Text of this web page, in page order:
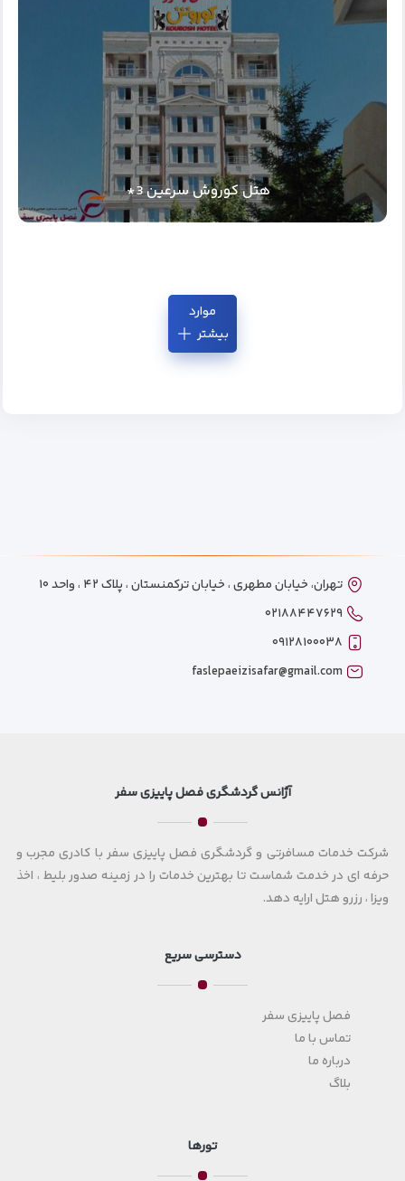
هتل کوروش سرعین 3*
موارد
بیشتر
تهران، خیابان مطهری ، خیابان ترکمنستان ، پلاک ۴۲ ، واحد ۱۰
۰۲۱۸۸۴۴۷۶۲۹
۰۹۱۲۸۱۰۰۰۳۸
faslepaeizisafar@gmail.com
آژانس گردشگری فصل پاییزی سفر
شرکت خدمات مسافرتی و گردشگری فصل پاییزی سفر با کادری مجرب و
حرفه ای در خدمت شماست تا بهترین خدمات را در زمینه صدور بلیط ، اخذ
ویزا ، رزرو هتل ارایه دهد.
دسترسی سریع
فصل پاییزی سفر
تماس با ما
درباره ما
بلاگ
تورها